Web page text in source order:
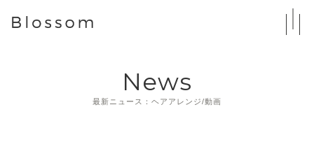
News
最新ニュース：ヘアアレンジ/動画